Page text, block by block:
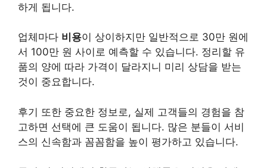
하게 됩니다.
업체마다 비용이 상이하지만 일반적으로 30만 원에
서 100만 원 사이로 예측할 수 있습니다. 정리할 유
품의 양에 따라 가격이 달라지니 미리 상담을 받는
것이 중요합니다.
후기 또한 중요한 정보로, 실제 고객들의 경험을 참
고하면 선택에 큰 도움이 됩니다. 많은 분들이 서비
스의 신속함과 꼼꼼함을 높이 평가하고 있습니다.